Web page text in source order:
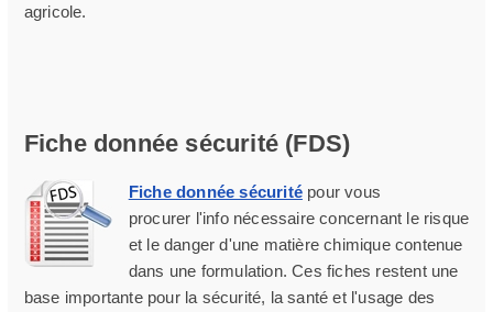
agricole.
Fiche donnée sécurité (FDS)
Fiche donnée sécuritépour vous
procurer l'info nécessaire concernant le risque
et le danger d'une matière chimique contenue
dans une formulation. Ces fiches restent une
base importante pour la sécurité, la santé et l'usage des